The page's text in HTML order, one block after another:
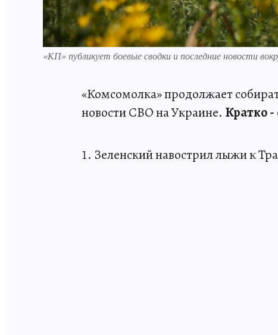
«КП» публикует боевые сводки и последние новости
«Комсомолка» продолжает
новости СВО на Украине. Кратко -
1. Зеленский навострил лыжи к